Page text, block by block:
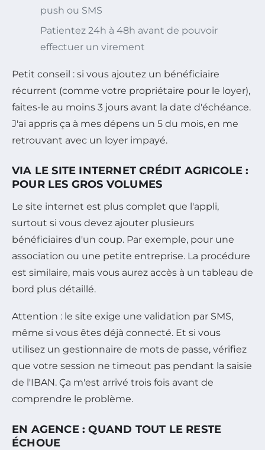
push ou SMS
Patientez 24h à 48h avant de pouvoir
effectuer un virement
Petit conseil : si vous ajoutez un bénéficiaire
récurrent (comme votre propriétaire pour le loyer),
faites-le au moins 3 jours avant la date d'échéance.
J'ai appris ça à mes dépens un 5 du mois, en me
retrouvant avec un loyer impayé.
VIA LE SITE INTERNET CRÉDIT AGRICOLE :
POUR LES GROS VOLUMES
Le site internet est plus complet que l'appli,
surtout si vous devez ajouter plusieurs
bénéficiaires d'un coup. Par exemple, pour une
association ou une petite entreprise. La procédure
est similaire, mais vous aurez accès à un tableau de
bord plus détaillé.
Attention : le site exige une validation par SMS,
même si vous êtes déjà connecté. Et si vous
utilisez un gestionnaire de mots de passe, vérifiez
que votre session ne timeout pas pendant la saisie
de l'IBAN. Ça m'est arrivé trois fois avant de
comprendre le problème.
EN AGENCE : QUAND TOUT LE RESTE
ÉCHOUE